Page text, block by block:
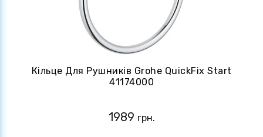
Кільце Для Рушників Grohe QuickFix Start
41174000
1989 грн.